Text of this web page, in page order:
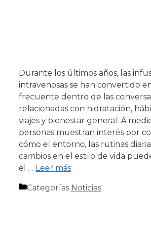
Durante los últimos años, las
intravenosas se han convertido
frecuente dentro de las
relacionadas con hidratación,
viajes y bienestar general. A
personas muestran interés por
cómo el entorno, las rutinas
cambios en el estilo de vida
el … Leer más
Categorías Noticias